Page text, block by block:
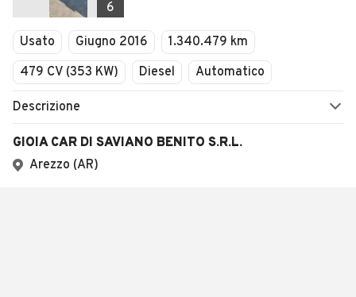
6
Usato Giugno 2016
1.340.479 km
479 CV (353 KW)
Diesel Automatico
Descrizione
GIOIA CAR DI SAVIANO BENITO S.R.L.
Arezzo (AR)